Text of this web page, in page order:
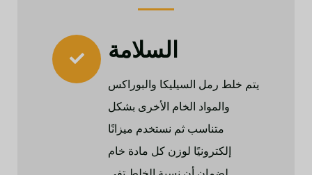
السلامة
يتم خلط رمل السيليكا والبوراكس
والمواد الخام الأخرى بشكل
متناسب ثم نستخدم ميزانًا
إلكترونيًا لوزن كل مادة خام